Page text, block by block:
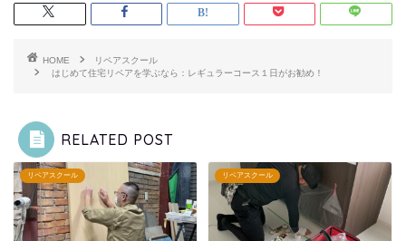
HOME
リペアスクール
はじめて住宅リペアを学ぶなら：レギュラーコース１日がお勧め！
RELATED POST
リペアスクール リペアスクール